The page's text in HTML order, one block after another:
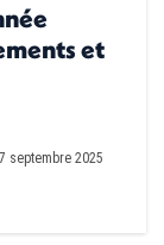
et
septembre 2025